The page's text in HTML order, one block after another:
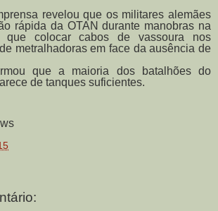
revelou que os militares alemães
rápida da OTAN durante manobras na
que colocar cabos de vassoura nos
metralhadoras em face da ausência de
que a maioria dos batalhões do
de tanques suficientes.